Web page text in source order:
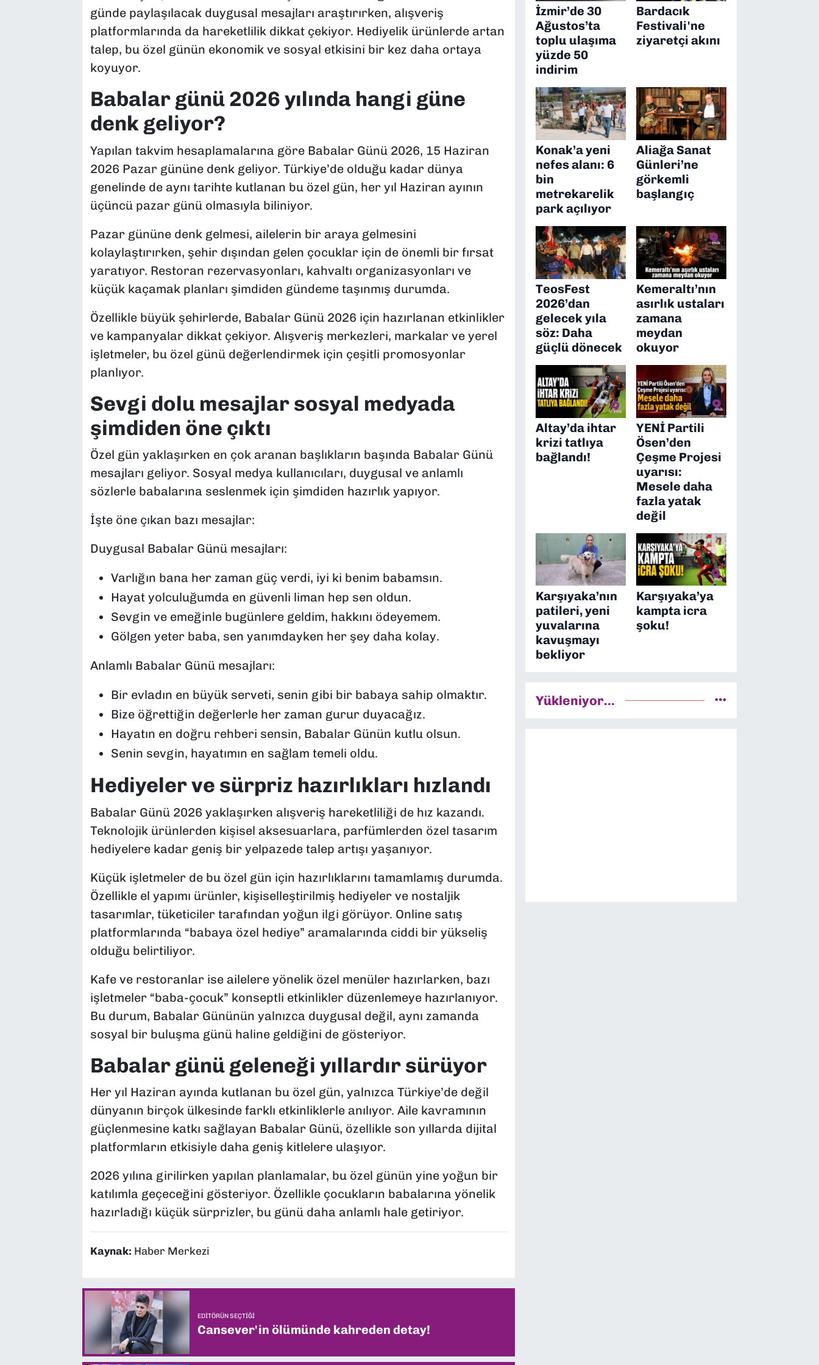
günde paylaşılacak duygusal mesajları araştırırken, alışveriş
platformlarında da hareketlilik dikkat çekiyor. Hediyelik ürünlerde artan
talep, bu özel günün ekonomik ve sosyal etkisini bir kez daha ortaya
koyuyor.
Babalar günü 2026 yılında hangi güne
denk geliyor?
Yapılan takvim hesaplamalarına göre Babalar Günü 2026, 15 Haziran
2026 Pazar gününe denk geliyor. Türkiye’de olduğu kadar dünya
genelinde de aynı tarihte kutlanan bu özel gün, her yıl Haziran ayının
üçüncü pazar günü olmasıyla biliniyor.
Pazar gününe denk gelmesi, ailelerin bir araya gelmesini
kolaylaştırırken, şehir dışından gelen çocuklar için de önemli bir fırsat
yaratıyor. Restoran rezervasyonları, kahvaltı organizasyonları ve
küçük kaçamak planları şimdiden gündeme taşınmış durumda.
Özellikle büyük şehirlerde, Babalar Günü 2026 için hazırlanan etkinlikler
ve kampanyalar dikkat çekiyor. Alışveriş merkezleri, markalar ve yerel
işletmeler, bu özel günü değerlendirmek için çeşitli promosyonlar
planlıyor.
Sevgi dolu mesajlar sosyal medyada
şimdiden öne çıktı
Özel gün yaklaşırken en çok aranan başlıkların başında Babalar Günü
mesajları geliyor. Sosyal medya kullanıcıları, duygusal ve anlamlı
sözlerle babalarına seslenmek için şimdiden hazırlık yapıyor.
İşte öne çıkan bazı mesajlar:
Duygusal Babalar Günü mesajları:
Varlığın bana her zaman güç verdi, iyi ki benim babamsın.
Hayat yolculuğumda en güvenli liman hep sen oldun.
Sevgin ve emeğinle bugünlere geldim, hakkını ödeyemem.
Gölgen yeter baba, sen yanımdayken her şey daha kolay.
Anlamlı Babalar Günü mesajları:
Bir evladın en büyük serveti, senin gibi bir babaya sahip olmaktır.
Bize öğrettiğin değerlerle her zaman gurur duyacağız.
Hayatın en doğru rehberi sensin, Babalar Günün kutlu olsun.
Senin sevgin, hayatımın en sağlam temeli oldu.
Hediyeler ve sürpriz hazırlıkları hızlandı
Babalar Günü 2026 yaklaşırken alışveriş hareketliliği de hız kazandı.
Teknolojik ürünlerden kişisel aksesuarlara, parfümlerden özel tasarım
hediyelere kadar geniş bir yelpazede talep artışı yaşanıyor.
Küçük işletmeler de bu özel gün için hazırlıklarını tamamlamış durumda.
Özellikle el yapımı ürünler, kişiselleştirilmiş hediyeler ve nostaljik
tasarımlar, tüketiciler tarafından yoğun ilgi görüyor. Online satış
platformlarında “babaya özel hediye” aramalarında ciddi bir yükseliş
olduğu belirtiliyor.
Kafe ve restoranlar ise ailelere yönelik özel menüler hazırlarken, bazı
işletmeler “baba-çocuk” konseptli etkinlikler düzenlemeye hazırlanıyor.
Bu durum, Babalar Gününün yalnızca duygusal değil, aynı zamanda
sosyal bir buluşma günü haline geldiğini de gösteriyor.
Babalar günü geleneği yıllardır sürüyor
Her yıl Haziran ayında kutlanan bu özel gün, yalnızca Türkiye’de değil
dünyanın birçok ülkesinde farklı etkinliklerle anılıyor. Aile kavramının
güçlenmesine katkı sağlayan Babalar Günü, özellikle son yıllarda dijital
platformların etkisiyle daha geniş kitlelere ulaşıyor.
2026 yılına girilirken yapılan planlamalar, bu özel günün yine yoğun bir
katılımla geçeceğini gösteriyor. Özellikle çocukların babalarına yönelik
hazırladığı küçük sürprizler, bu günü daha anlamlı hale getiriyor.
Kaynak: Haber Merkezi
EDITÖRÜN SEÇTIĞI
Cansever'in ölümünde kahreden detay!
İzmir’de 30
Ağustos’ta
toplu ulaşıma
yüzde 50
indirim
Bardacık
Festivali'ne
ziyaretçi akını
Konak’a yeni
nefes alanı: 6
bin
metrekarelik
park açılıyor
Aliağa Sanat
Günleri’ne
görkemli
başlangıç
TeosFest
2026’dan
gelecek yıla
söz: Daha
güçlü dönecek
Kemeraltı’nın
asırlık ustaları
zamana
meydan
okuyor
Altay’da ihtar
krizi tatlıya
bağlandı!
YENİ Partili
Ösen’den
Çeşme Projesi
uyarısı:
Mesele daha
fazla yatak
değil
Karşıyaka’nın
patileri, yeni
yuvalarına
kavuşmayı
bekliyor
Karşıyaka’ya
kampta icra
şoku!
Yükleniyor...